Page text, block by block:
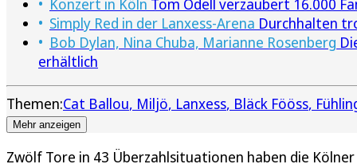
Konzert in Köln Tom Odell verzaubert 16.000
Simply Red in der Lanxess-Arena Durchhalten
Bob Dylan, Nina Chuba, Marianne Rosenberg
erhältlich
Themen:Cat Ballou Miljö Lanxess Bläck Fööss
Mehr anzeigen
Zwölf Tore in 43 Überzahlsituationen haben die